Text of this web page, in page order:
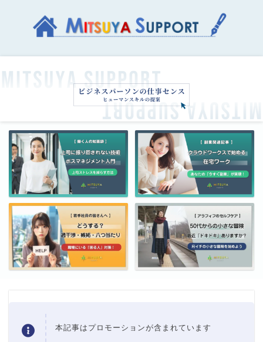
本記事はプロモーションが含まれています